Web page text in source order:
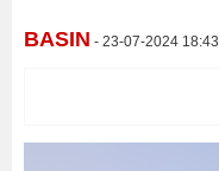
BASIN - 23-07-2024 18:43